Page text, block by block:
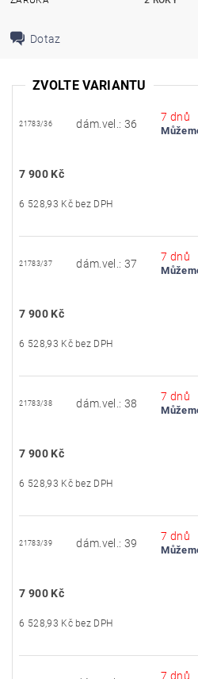
Dotaz
ZVOLTE VARIANTU
21783/36 dám.vel.: 36
7 dnů
7 900 Kč
6 528,93 Kč bez DPH
21783/37 dám.vel.: 37
7 dnů
7 900 Kč
6 528,93 Kč bez DPH
21783/38 dám.vel.: 38
7 dnů
7 900 Kč
6 528,93 Kč bez DPH
21783/39 dám.vel.: 39
7 dnů
7 900 Kč
6 528,93 Kč bez DPH
7 dnů